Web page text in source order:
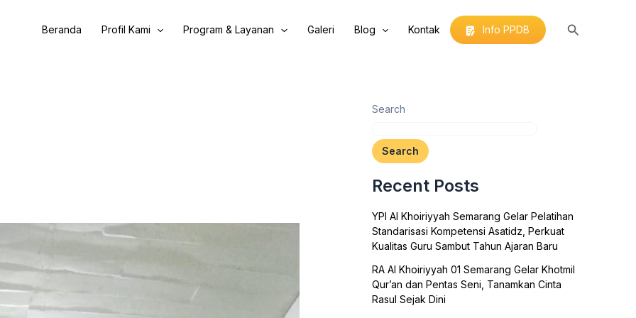
Beranda Profil Kami Program & Layanan Galeri Blog Kontak Info PPDB Search
Search
Search
Recent Posts
YPI Al Khoiriyyah Semarang Gelar Pelatihan
Standarisasi Kompetensi Asatidz, Perkuat
Kualitas Guru Sambut Tahun Ajaran Baru
RA Al Khoiriyyah 01 Semarang Gelar Khotmil
Qur’an dan Pentas Seni, Tanamkan Cinta
Rasul Sejak Dini